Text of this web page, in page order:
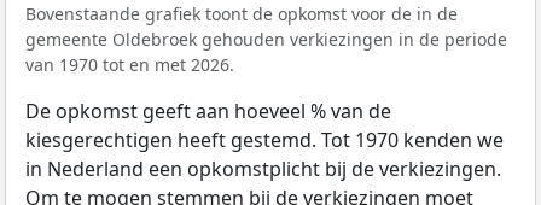
Bovenstaande grafiek toont de opkomst voor de in de
gemeente Oldebroek gehouden verkiezingen in de periode
van 1970 tot en met 2026.
De opkomst geeft aan hoeveel % van de
kiesgerechtigen heeft gestemd. Tot 1970 kenden we
in Nederland een opkomstplicht bij de verkiezingen.
Om te mogen stemmen bij de verkiezingen moet